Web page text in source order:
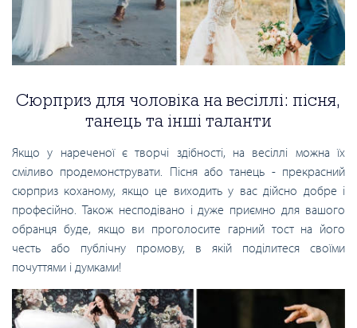
Сюрприз для чоловіка на весіллі: пісня,
танець та інші таланти
Якщо у нареченої є творчі здібності, на весіллі можна їх
сміливо продемонструвати. Пісня або танець - прекрасний
сюрприз коханому, якщо це виходить у вас дійсно добре і
професійно. Також несподівано і дуже приємно для вашого
обранця буде, якщо ви проголосите гарний тост на його
честь або публічну промову, в якій поділитеся своїми
почуттями і думками!